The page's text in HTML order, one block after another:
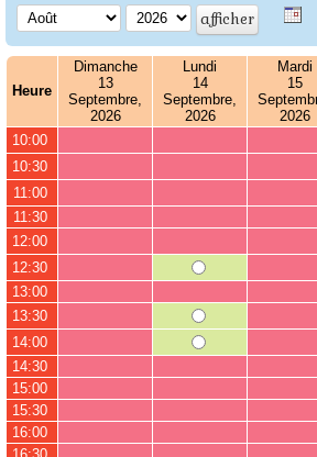
Heure
Dimanche
13
Septembre,
2026
Lundi
14
Septembre,
2026
Mardi
15
2026
10:00
10:30
11:00
11:30
12:00
12:30
13:00
13:30
14:00
14:30
15:00
15:30
16:00